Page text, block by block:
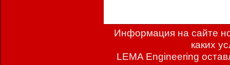
Информация на сайте
каких
LEMA Engineering